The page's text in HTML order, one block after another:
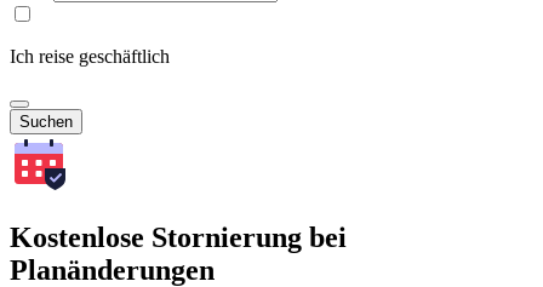
Ich reise geschäftlich
Suchen
Kostenlose Stornierung bei
Planänderungen